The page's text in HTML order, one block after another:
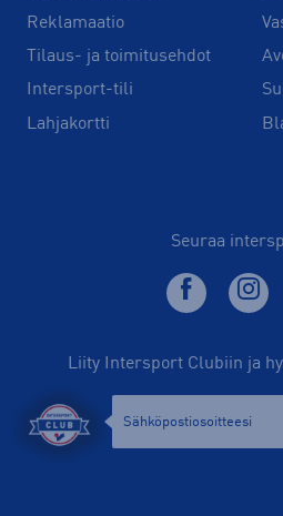
Reklamaatio
Tilaus- ja toimitusehdot
Intersport-tili
Lahjakortti
Seuraa
Liity Intersport Clubiin ja